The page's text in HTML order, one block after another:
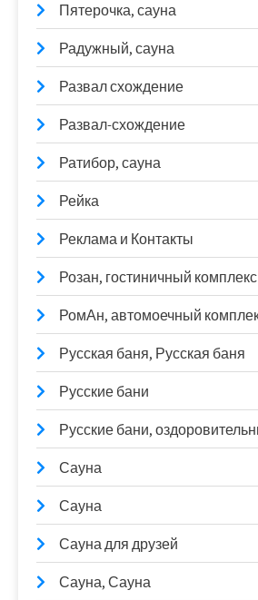
Пятерочка, сауна
Радужный, сауна
Развал схождение
Развал-схождение
Ратибор, сауна
Рейка
Реклама и Контакты
Розан, гостиничный комплекс
РомАн, автомоечный
Русская баня, Русская баня
Русские бани
Русские бани,
Сауна
Сауна
Сауна для друзей
Сауна, Сауна